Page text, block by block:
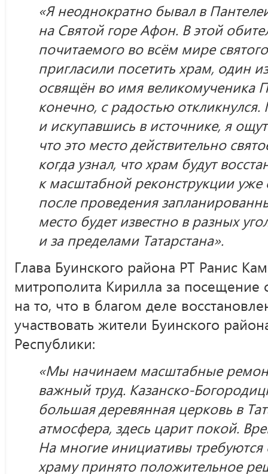
«Я неоднократно бывал в
на Святой горе Афон. В этой
почитаемого во всём мире
пригласили посетить храм, один
освящён во имя великомученика
конечно, с радостью
и искупавшись в источнике, я
что это место действительно
когда узнал, что храм будут
к масштабной реконструкции
после проведения
место будет известно в разных
и за пределами Татарстана».
Глава Буинского района РТ Ранис
митрополита Кирилла за посещение
на то, что в благом деле
участвовать жители Буинского
Республики:
«Мы начинаем масштабные
важный труд. Казанско-
большая деревянная церковь в
атмосфера, здесь царит покой.
На многие инициативы
храму принято положительное